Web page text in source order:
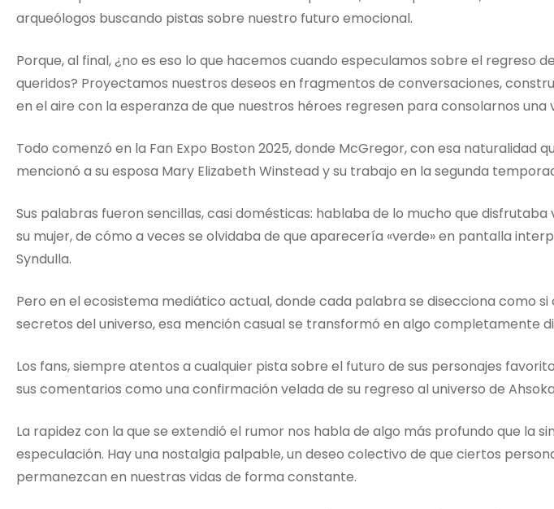
arqueólogos buscando pistas sobre nuestro futuro emocional.
Porque, al final, ¿no es eso lo que hacemos cuando especulamos sobre el regreso
queridos? Proyectamos nuestros deseos en fragmentos de conversaciones,
en el aire con la esperanza de que nuestros héroes regresen para consolarnos una
Todo comenzó en la Fan Expo Boston 2025, donde McGregor, con esa naturalidad
mencionó a su esposa Mary Elizabeth Winstead y su trabajo en la segunda
Sus palabras fueron sencillas, casi domésticas: hablaba de lo mucho que
su mujer, de cómo a veces se olvidaba de que aparecería «verde» en pantalla
Syndulla.
Pero en el ecosistema mediático actual, donde cada palabra se disecciona como si
secretos del universo, esa mención casual se transformó en algo completamente
Los fans, siempre atentos a cualquier pista sobre el futuro de sus personajes
sus comentarios como una confirmación velada de su regreso al universo de
La rapidez con la que se extendió el rumor nos habla de algo más profundo que la
especulación. Hay una nostalgia palpable, un deseo colectivo de que ciertos
permanezcan en nuestras vidas de forma constante.